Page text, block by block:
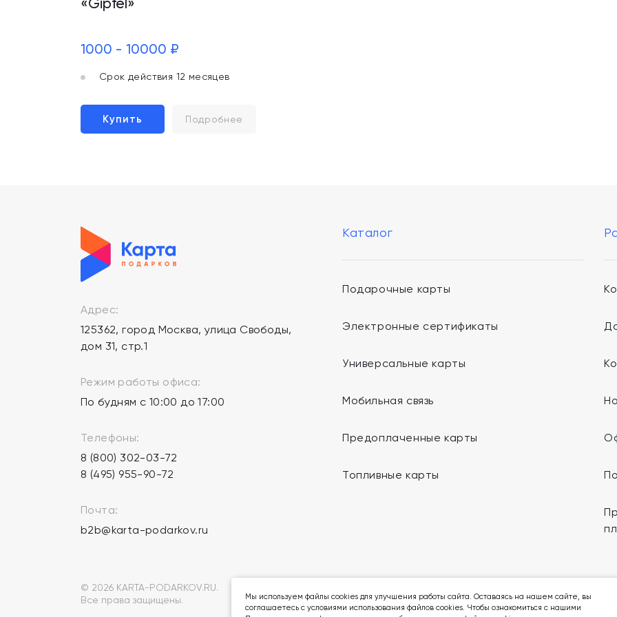
1000 - 10000 ₽
Срок действия 12 месяцев
Купить Подробнее
Адрес:
125362, город Москва, улица Свободы,
дом 31, стр.1
Режим работы офиса:
По будням с 10:00 до 17:00
Телефоны:
8 (800) 302-03-72
8 (495) 955-90-72
Почта:
b2b@karta-podarkov.ru
Каталог
Подарочные карты
Электронные сертификаты
Универсальные карты
Мобильная связь
Предоплаченные карты
Топливные карты
© 2026 KARTA-PODARKOV.RU.
Все права защищены.
Мы в социальных сетях:
Мы используем файлы cookies для улучшения работы сайта. Оставаясь на нашем сайте, вы
соглашаетесь с условиями использования файлов cookies. Чтобы ознакомиться с нашими